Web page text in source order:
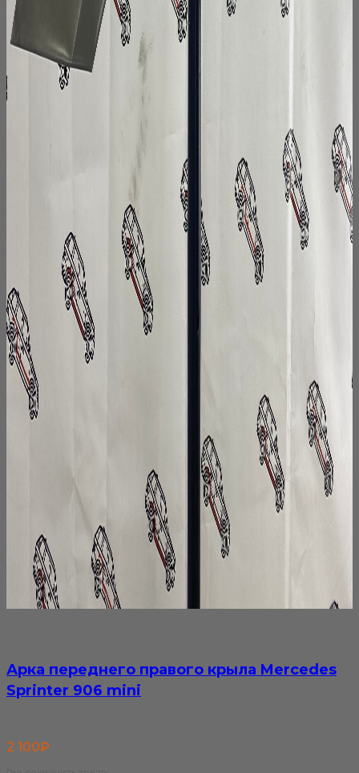
Арка переднего правого крыла Mercedes
Sprinter 906 mini
2 100₽